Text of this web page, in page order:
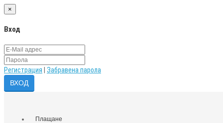
×
Вход
Регистрация Забравена парола
Плащане